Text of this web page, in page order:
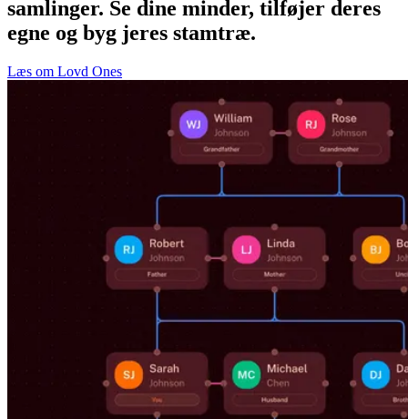
samlinger. Se dine minder, tilføjer deres
egne og byg jeres stamtræ.
Læs om Lovd Ones